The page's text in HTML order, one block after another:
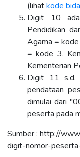
(lihatkode
Digit 10
Pendidikan
Agama = kode
= kode 3,
Kementerian
Digit 11 s.d.
pendataan
dimulai dari
peserta pada
Sumber : http://
digit-nomor-